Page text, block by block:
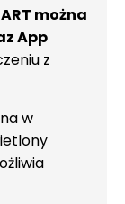
można
App
z
w